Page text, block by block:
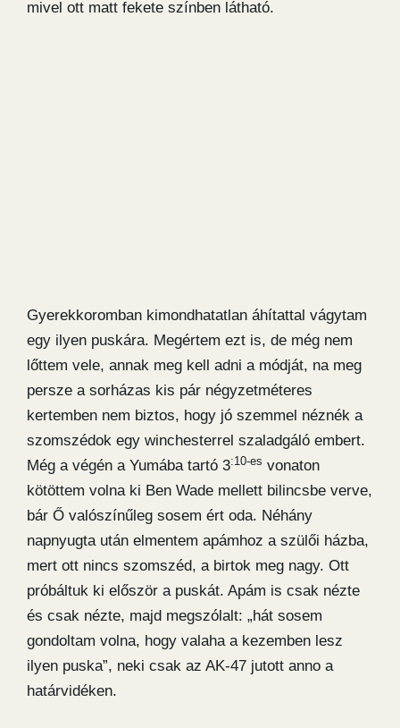
mivel ott matt fekete színben látható.
Gyerekkoromban kimondhatatlan áhítattal vágytam
egy ilyen puskára. Megértem ezt is, de még nem
lőttem vele, annak meg kell adni a módját, na meg
persze a sorházas kis pár négyzetméteres
kertemben nem biztos, hogy jó szemmel néznék a
szomszédok egy winchesterrel szaladgáló embert.
Még a végén a Yumába tartó 3:10-es vonaton
kötöttem volna ki Ben Wade mellett bilincsbe verve,
bár Ő valószínűleg sosem ért oda. Néhány
napnyugta után elmentem apámhoz a szülői házba,
mert ott nincs szomszéd, a birtok meg nagy. Ott
próbáltuk ki először a puskát. Apám is csak nézte
és csak nézte, majd megszólalt: „hát sosem
gondoltam volna, hogy valaha a kezemben lesz
ilyen puska”, neki csak az AK-47 jutott anno a
határvidéken.